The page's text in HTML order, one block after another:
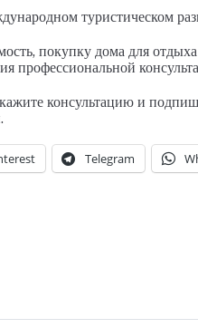
туристическом
покупку дома для
профессиональной
консультацию и
Telegram